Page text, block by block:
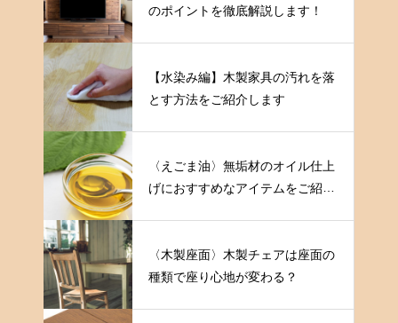
のポイントを徹底解説します！
【水染み編】木製家具の汚れを落
とす方法をご紹介します
〈えごま油〉無垢材のオイル仕上
げにおすすめなアイテムをご紹介
〈木製座面〉木製チェアは座面の
種類で座り心地が変わる？